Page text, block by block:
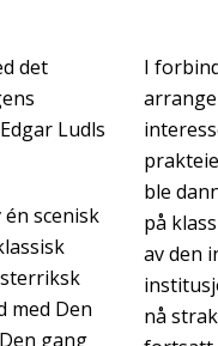
det
Ludls
scenisk
med Den
gang
I
ble
på
av den
nå